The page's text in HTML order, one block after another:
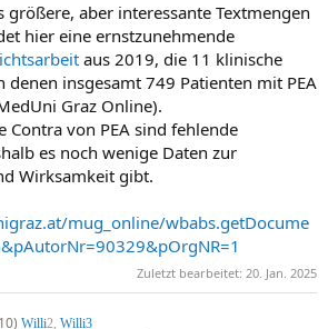
größere, aber interessante Textmengen
hier eine ernstzunehmende
aus 2019, die 11 klinische
denen insgesamt 749 Patienten mit PEA
Graz Online).
Contra von PEA sind fehlende
es noch wenige Daten zur
Wirksamkeit gibt.
mug_online/wbabs.getDocume
Zuletzt bearbeitet: 20. Jan. 2025
Willi2, Willi3